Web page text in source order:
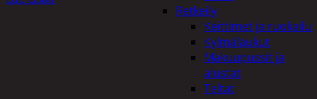
Retkeily
Keittimet ja ruokailu
Kylmälaukut
Makuupussit ja
alustat
Teltat